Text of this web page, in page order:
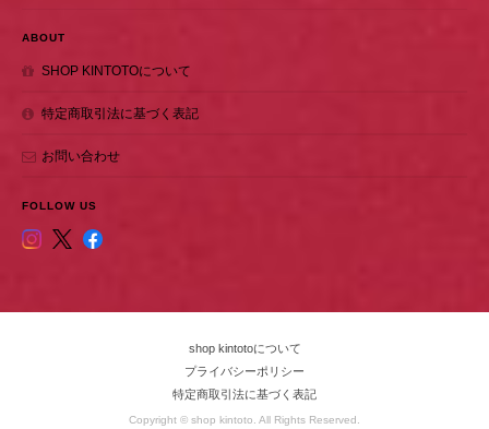
ABOUT
SHOP KINTOTOについて
特定商取引法に基づく表記
お問い合わせ
FOLLOW US
shop kintotoについて
プライバシーポリシー
特定商取引法に基づく表記
Copyright © shop kintoto. All Rights Reserved.